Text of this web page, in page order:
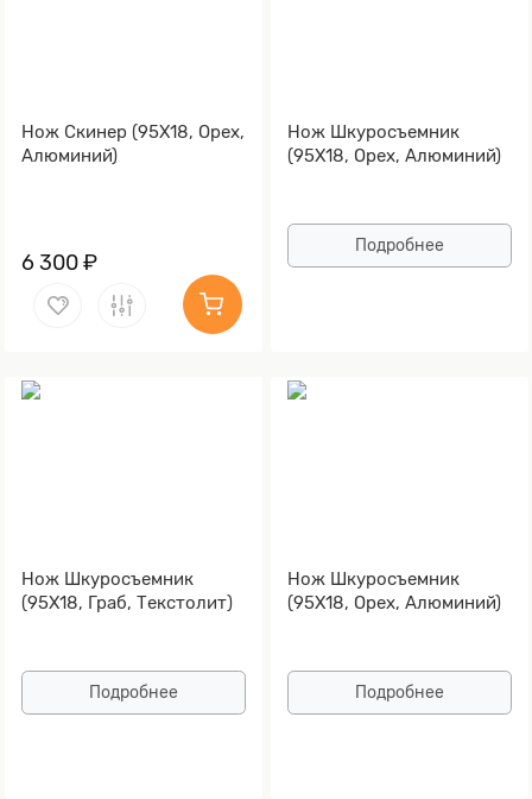
Нож Скинер (95Х18, Орех,
Алюминий)
6 300 ₽
Нож Шкуросъемник
(95Х18, Орех, Алюминий)
Подробнее
Нож Шкуросъемник
(95Х18, Граб, Текстолит)
Подробнее
Нож Шкуросъемник
(95Х18, Орех, Алюминий)
Подробнее